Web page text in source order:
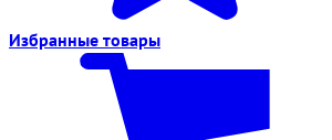
Избранные товары